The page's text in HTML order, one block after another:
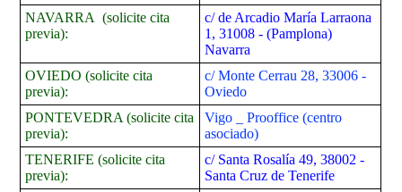
NAVARRA (solicite cita
previa):
c/ de Arcadio María Larraona
1, 31008 - (Pamplona)
Navarra
OVIEDO (solicite cita
previa):
c/ Monte Cerrau 28, 33006 -
Oviedo
PONTEVEDRA (solicite cita
previa):
Vigo _ Prooffice (centro
asociado)
TENERIFE (solicite cita
previa):
c/ Santa Rosalía 49, 38002 -
Santa Cruz de Tenerife